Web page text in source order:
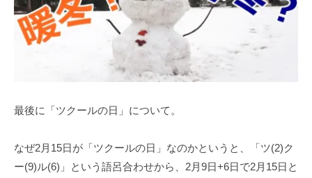
最後に「ツクールの日」について。
なぜ2月15日が「ツクールの日」なのかというと、「ツ(2)ク
ー(9)ル(6)」という語呂合わせから、2月9日+6日で2月15日と